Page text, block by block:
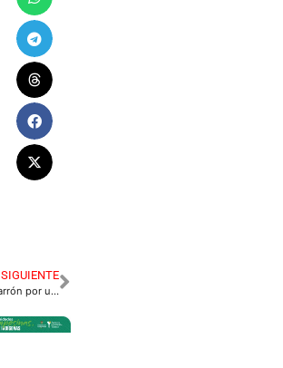
SIGUIENTE
Agarrón por un puente peatonal en doble calzada a Puerto López